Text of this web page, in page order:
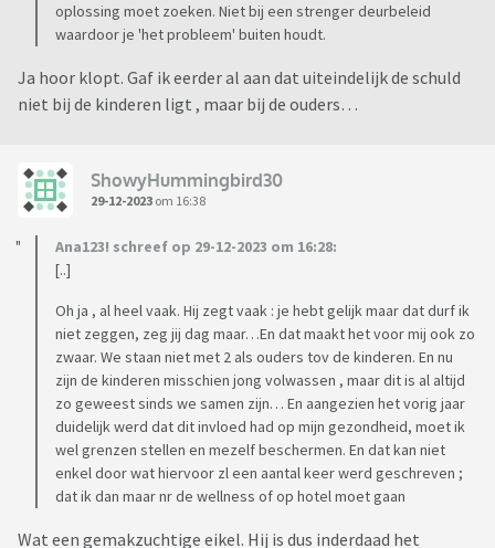
oplossing moet zoeken. Niet bij een strenger deurbeleid
waardoor je 'het probleem' buiten houdt.
Ja hoor klopt. Gaf ik eerder al aan dat uiteindelijk de schuld
niet bij de kinderen ligt , maar bij de ouders…
ShowyHummingbird30
29-12-2023 om 16:38
Ana123! schreef op 29-12-2023 om 16:28:
[..]
Oh ja , al heel vaak. Hij zegt vaak : je hebt gelijk maar dat durf ik
niet zeggen, zeg jij dag maar…En dat maakt het voor mij ook zo
zwaar. We staan niet met 2 als ouders tov de kinderen. En nu
zijn de kinderen misschien jong volwassen , maar dit is al altijd
zo geweest sinds we samen zijn… En aangezien het vorig jaar
duidelijk werd dat dit invloed had op mijn gezondheid, moet ik
wel grenzen stellen en mezelf beschermen. En dat kan niet
enkel door wat hiervoor zl een aantal keer werd geschreven ;
dat ik dan maar nr de wellness of op hotel moet gaan
Wat een gemakzuchtige eikel. Hij is dus inderdaad het